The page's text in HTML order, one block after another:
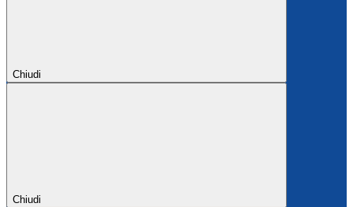
Chiudi
Chiudi